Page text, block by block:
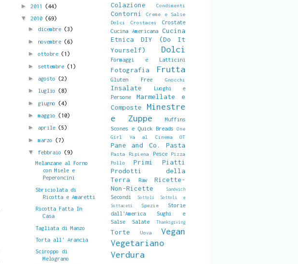
► 2011 (44)
▼ 2010 (69)
► dicembre (3)
► novembre (6)
► ottobre (1)
► settembre (1)
► agosto (2)
► luglio (8)
► giugno (4)
► maggio (10)
► aprile (5)
► marzo (7)
▼ febbraio (9)
Melanzane al Forno
con Miele e
Peperoncini
Sbriciolata di
Ricotta e Amaretti
Ricotta Fatta In
Casa
Tagliata di Manzo
Torta all' Arancia
Sciroppo di
Melograno
Colazione Condimenti
Contorni
Creme e Salse
Dolci
Crostacei
Crostate
Cucina Americana
Cucina
Etnica
DIY (Do It
Yourself)
Dolci
Formaggi e Latticini
Fotografia Frutta
Gluten Free Gnocchi
Insalate
Luoghi e
Persone
Marmellate e
Composte
Minestre
e Zuppe
Muffins
Scones e Quick Breads One
Girl Va al Cinema
OT
Pane and Co. Pasta
Pasta Ripiena Pesce
Pizza
Pollo
Primi Piatti
Prodotti della
Terra
Raw
Ricette-
Non-Ricette
Sandwich
Secondi Sottoli
Sottoli e
Sottaceti
Spezie
Storie
dall'America
Sughi e
Salse Salate
Thanksgiving
Torte Uova
Vegan
Vegetariano
Verdura